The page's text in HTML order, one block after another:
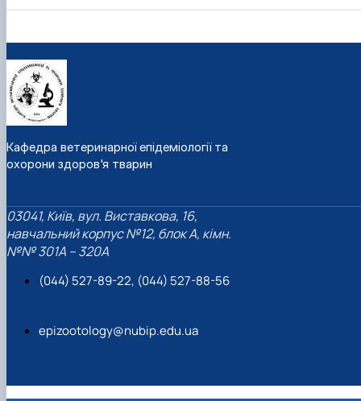
Кафедра ветеринарної епідеміології та
охорони здоров'я тварин
03041, Київ, вул. Виставкова, 16,
навчальний корпус №12, блок А, кімн.
№№ 301A – 320A
(044) 527-89-22, (044) 527-88-56
epizootology@nubip.edu.ua